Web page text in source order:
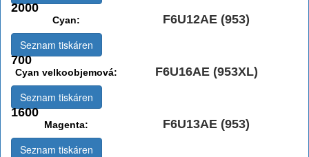
2000
Cyan: F6U12AE (953)
700
Seznam tiskáren
Cyan velkoobjemová: F6U16AE (953XL)
1600
Seznam tiskáren
Magenta: F6U13AE (953)
Seznam tiskáren